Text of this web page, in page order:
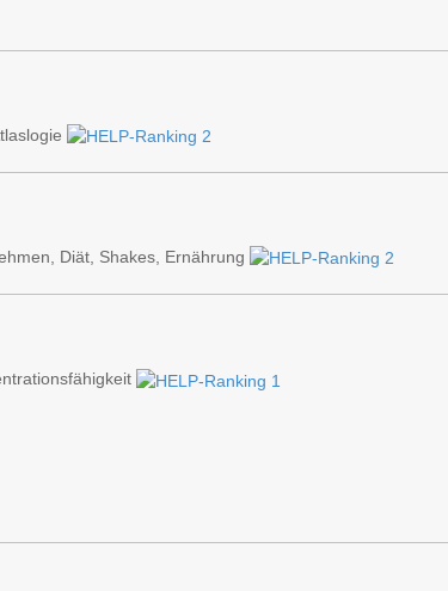
Diät, Shakes, Ernährung